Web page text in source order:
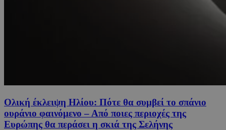
Ολική έκλειψη Ηλίου: Πότε θα συμβεί το σπάνιο
ουράνιο φαινόμενο – Από ποιες περιοχές της
Ευρώπης θα περάσει η σκιά της Σελήνης